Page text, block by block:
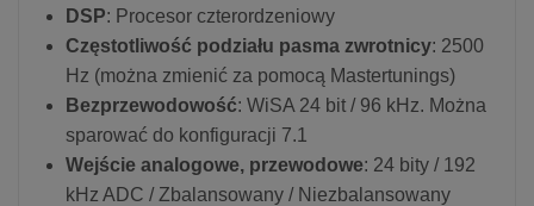
DSP: Procesor czterordzeniowy
Częstotliwość podziału pasma zwrotnicy: 2500
Hz (można zmienić za pomocą Mastertunings)
Bezprzewodowość: WiSA 24 bit / 96 kHz. Można
sparować do konfiguracji 7.1
Wejście analogowe, przewodowe: 24 bity / 192
kHz ADC / Zbalansowany / Niezbalansowany